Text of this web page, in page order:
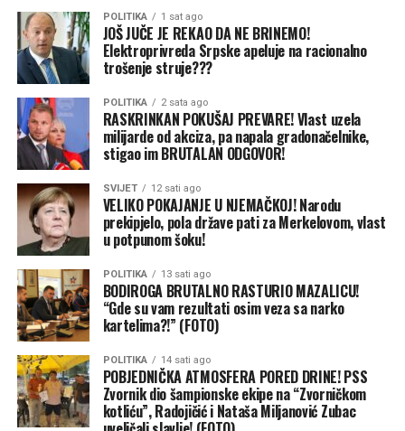
Zelenski zahvalio Srbiji na podršci
Zelenski je zahvalio srpskom narodu na podršci Ukrajini,
a tokom obraćanja govorio je i o posljednjim ruskim
napadima na njegovu zemlju.
On je naveo da su tokom noći ponovo bili napadnuti
infrastrukturni objekti, uključujući energetska
postrojenja i željezničku mrežu, zbog čega je došlo i do
kašnjenja vozova širom Ukrajine.
Prema njegovim riječima, u napadima na Ukrajinu u
prethodna 24 časa poginulo je 13 ljudi, dok je 77 osoba
povrijeđeno, a napadnuto je 12 ukrajinskih regiona.
– Situacija u Ukrajini nije jednostavna. Sinoć je bio još
jedan napad projektilima. Balistički projektili su napadali
našu infrastrukturu. To su bili mlazni dronovi, za cilj su
imali energetska postrojenja, železničku mrežu. Vozovi
su kasnili širom naše zemlje. Društvena preduzeća su bila
ugašenim. I dalje ostaju na snazi redovna dežurstva 24
časa – rekao je za Reljić za RTS.
POLITIKA 1 sat ago
JOŠ JUČE JE REKAO DA NE BRINEMO!
Elektroprivreda Srpske apeluje na racionalno
trošenje struje???
POLITIKA 2 sata ago
RASKRINKAN POKUŠAJ PREVARE! Vlast uzela
milijarde od akciza, pa napala gradonačelnike,
stigao im BRUTALAN ODGOVOR!
SVIJET 12 sati ago
VELIKO POKAJANJE U NJEMAČKOJ! Narodu
prekipjelo, pola države pati za Merkelovom, vlast
u potpunom šoku!
POLITIKA 13 sati ago
BODIROGA BRUTALNO RASTURIO MAZALICU!
“Gde su vam rezultati osim veza sa narko
kartelima?!” (FOTO)
POLITIKA 14 sati ago
POBJEDNIČKA ATMOSFERA PORED DRINE! PSS
Zvornik dio šampionske ekipe na “Zvorničkom
kotliću”, Radojičić i Nataša Miljanović Zubac